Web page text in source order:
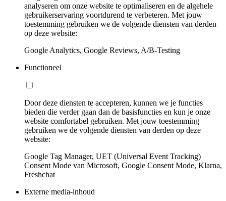
analyseren om onze website te optimaliseren en de algehele
gebruikerservaring voortdurend te verbeteren. Met jouw
toestemming gebruiken we de volgende diensten van derden
op deze website:
Google Analytics, Google Reviews, A/B-Testing
Functioneel
Door deze diensten te accepteren, kunnen we je functies
bieden die verder gaan dan de basisfuncties en kun je onze
website comfortabel gebruiken. Met jouw toestemming
gebruiken we de volgende diensten van derden op deze
website:
Google Tag Manager, UET (Universal Event Tracking)
Consent Mode van Microsoft, Google Consent Mode, Klarna,
Freshchat
Externe media-inhoud